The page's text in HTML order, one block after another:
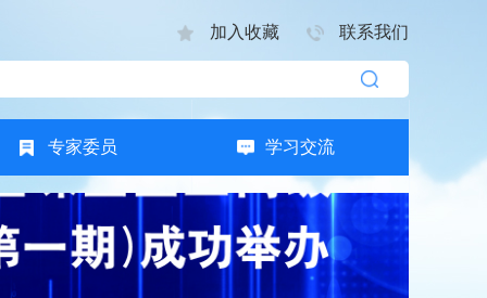
加入收藏 联系我们
专家委员 学习交流